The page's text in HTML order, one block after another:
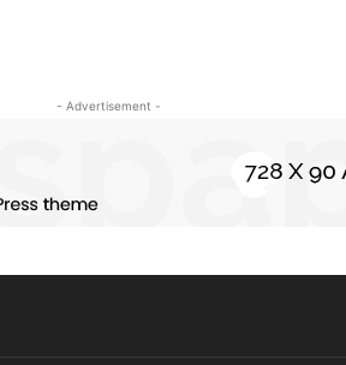
- Advertisement -